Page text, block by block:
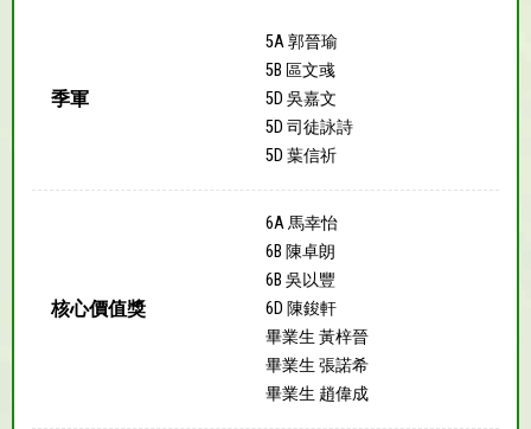
季軍
5A 郭晉瑜
5B 區文彧
5D 吳嘉文
5D 司徒詠詩
5D 葉信祈
核心價值獎
6A 馬幸怡
6B 陳卓朗
6B 吳以豐
6D 陳鋑軒
畢業生 黃梓晉
畢業生 張諾希
畢業生 趙偉成